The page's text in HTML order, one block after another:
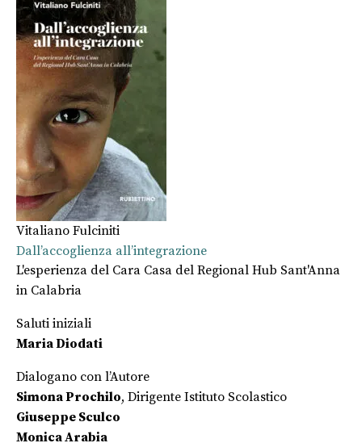
Vitaliano Fulciniti
Dall’accoglienza all’integrazione
L'esperienza del Cara Casa del Regional Hub Sant'Anna
in Calabria
Saluti iniziali
Maria Diodati
Dialogano con l’Autore
Simona Prochilo, Dirigente Istituto Scolastico
Giuseppe Sculco
Monica Arabia